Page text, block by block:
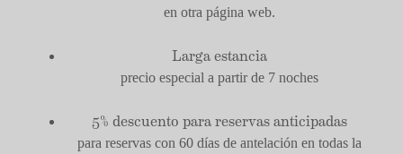
en otra página web.
Larga estancia
precio especial a partir de 7 noches
5% descuento para reservas anticipadas
para reservas con 60 días de antelación en todas la